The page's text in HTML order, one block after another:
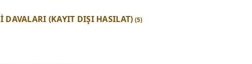
DAVALARI (KAYIT DIŞI HASILAT) (5)